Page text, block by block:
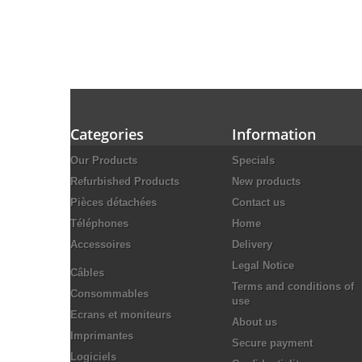
Categories
Our Products
Refurbished Products
Pièces détachées
Téléphones
Accessoires
Câbles
Consommables
Ecrans et moniteurs
Imprimantes
Logiciels
Information
Specials
New products
Contact us
Home
Delivery
Legal Notice
Terms and conditions of
use
About us
Secure payment